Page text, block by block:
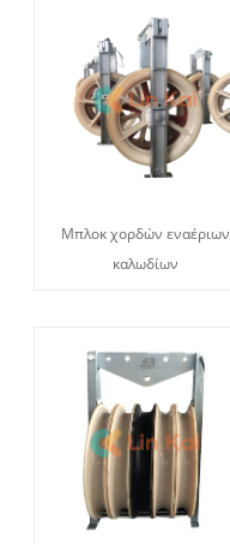
Μπλοκ χορδών εναέριων
καλωδίων